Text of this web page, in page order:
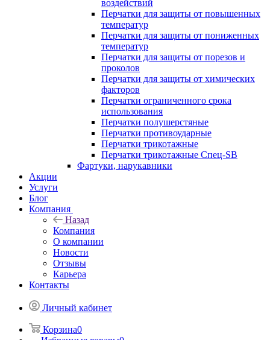
воздействий
Перчатки для защиты от повышенных
температур
Перчатки для защиты от пониженных
температур
Перчатки для защиты от порезов и
проколов
Перчатки для защиты от химических
факторов
Перчатки ограниченного срока
использования
Перчатки полушерстяные
Перчатки противоударные
Перчатки трикотажные
Перчатки трикотажные Спец-SB
Фартуки, нарукавники
Акции
Услуги
Блог
Компания
Назад
Компания
О компании
Новости
Отзывы
Карьера
Контакты
Личный кабинет
Корзина0